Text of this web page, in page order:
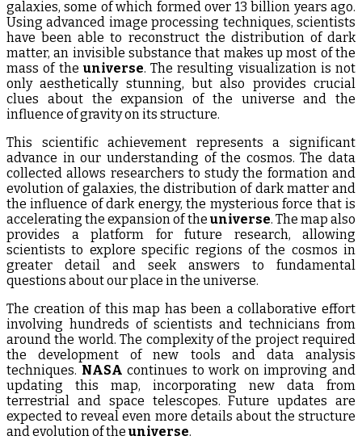
galaxies, some of which formed over 13 billion years ago.
Using advanced image processing techniques, scientists
have been able to reconstruct the distribution of dark
matter, an invisible substance that makes up most of the
mass of the universe. The resulting visualization is not
only aesthetically stunning, but also provides crucial
clues about the expansion of the universe and the
influence of gravity on its structure.
This scientific achievement represents a significant
advance in our understanding of the cosmos. The data
collected allows researchers to study the formation and
evolution of galaxies, the distribution of dark matter and
the influence of dark energy, the mysterious force that is
accelerating the expansion of the universe. The map also
provides a platform for future research, allowing
scientists to explore specific regions of the cosmos in
greater detail and seek answers to fundamental
questions about our place in the universe.
The creation of this map has been a collaborative effort
involving hundreds of scientists and technicians from
around the world. The complexity of the project required
the development of new tools and data analysis
techniques. NASA continues to work on improving and
updating this map, incorporating new data from
terrestrial and space telescopes. Future updates are
expected to reveal even more details about the structure
and evolution of the universe.